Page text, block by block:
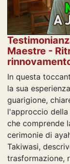
Maestre -
In questa
la sua
guarigione,
l'approccio
che comprende
cerimonie di
Takiwasi,
trasformazione,